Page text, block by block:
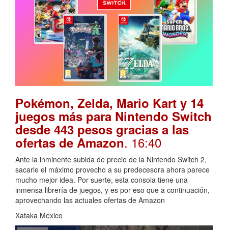
Pokémon, Zelda, Mario Kart y 14
juegos más para Nintendo Switch
desde 443 pesos gracias a las
ofertas de Amazon. 16:40
Ante la inminente subida de precio de la Nintendo Switch 2,
sacarle el máximo provecho a su predecesora ahora parece
mucho mejor idea. Por suerte, esta consola tiene una
inmensa librería de juegos, y es por eso que a continuación,
aprovechando las actuales ofertas de Amazon
Xataka México